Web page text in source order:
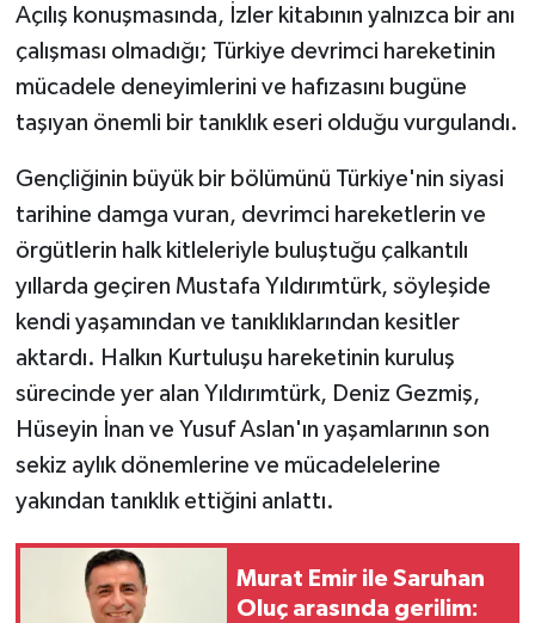
Açılış konuşmasında, İzler kitabının yalnızca bir anı
çalışması olmadığı; Türkiye devrimci hareketinin
mücadele deneyimlerini ve hafızasını bugüne
taşıyan önemli bir tanıklık eseri olduğu vurgulandı.
Gençliğinin büyük bir bölümünü Türkiye'nin siyasi
tarihine damga vuran, devrimci hareketlerin ve
örgütlerin halk kitleleriyle buluştuğu çalkantılı
yıllarda geçiren Mustafa Yıldırımtürk, söyleşide
kendi yaşamından ve tanıklıklarından kesitler
aktardı. Halkın Kurtuluşu hareketinin kuruluş
sürecinde yer alan Yıldırımtürk, Deniz Gezmiş,
Hüseyin İnan ve Yusuf Aslan'ın yaşamlarının son
sekiz aylık dönemlerine ve mücadelelerine
yakından tanıklık ettiğini anlattı.
Murat Emir ile Saruhan
Oluç arasında gerilim: